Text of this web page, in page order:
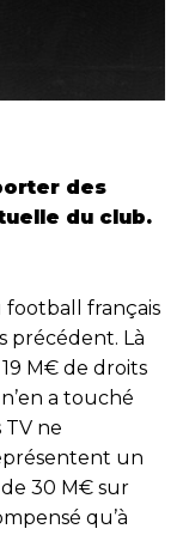
des
du club.
football français
précédent. Là
M€ de droits
a touché
TV ne
un
30 M€ sur
qu’à